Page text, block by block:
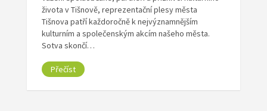
života v Tišnově, reprezentační plesy města
Tišnova patří každoročně k nejvýznamnějším
kulturním a společenským akcím našeho města.
Sotva skončí…
Přečíst